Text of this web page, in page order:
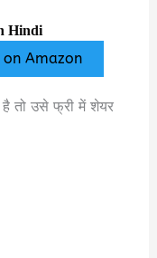
Hindi
on Amazon
है तो उसे फ्री में शेयर